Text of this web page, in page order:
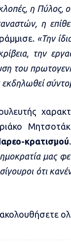
η Πύλος,
η
«Την
την
του
εκδηλωθεί
κρατισμού.
μας
ότι